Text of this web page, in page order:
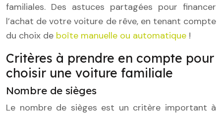
familiales. Des astuces partagées pour financer
l’achat de votre voiture de rêve, en tenant compte
du choix de boîte manuelle ou automatique !
Critères à prendre en compte pour
choisir une voiture familiale
Nombre de sièges
Le nombre de sièges est un critère important à